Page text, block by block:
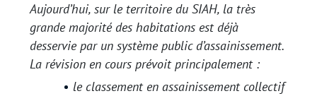
Aujourd’hui, sur le territoire du SIAH, la très
grande majorité des habitations est déjà
desservie par un système public d’assainissement.
La révision en cours prévoit principalement :
le classement en assainissement collectif